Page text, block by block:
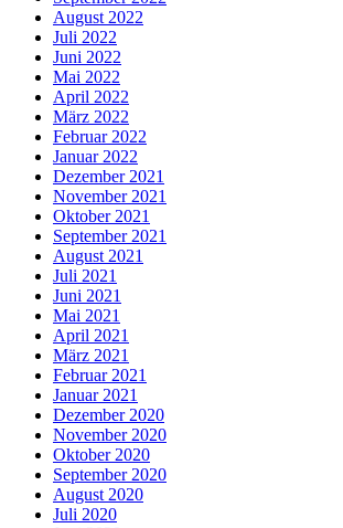
August 2022
Juli 2022
Juni 2022
Mai 2022
April 2022
März 2022
Februar 2022
Januar 2022
Dezember 2021
November 2021
Oktober 2021
September 2021
August 2021
Juli 2021
Juni 2021
Mai 2021
April 2021
März 2021
Februar 2021
Januar 2021
Dezember 2020
November 2020
Oktober 2020
September 2020
August 2020
Juli 2020